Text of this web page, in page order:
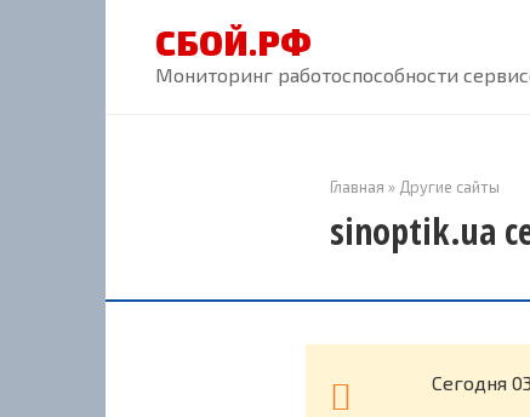
СБОЙ.РФ
Мониторинг работоспособности
Главная » Другие сайты
sinoptik.ua
Cегодня